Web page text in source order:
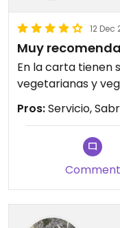
12 Dec
Muy
En la carta tienen
vegetarianas y
Pros:Servicio,
Comment